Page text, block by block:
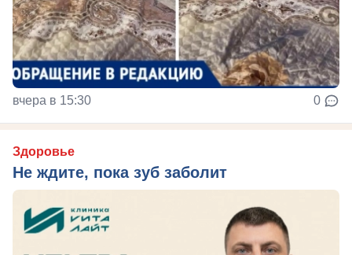
вчера в 15:30 0
Здоровье
Не ждите, пока зуб заболит